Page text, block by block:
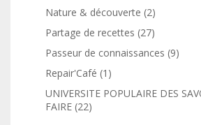
Nature & découverte (2)
Partage de recettes (27)
Passeur de connaissances (9)
Repair'Café (1)
UNIVERSITE POPULAIRE DES
FAIRE (22)